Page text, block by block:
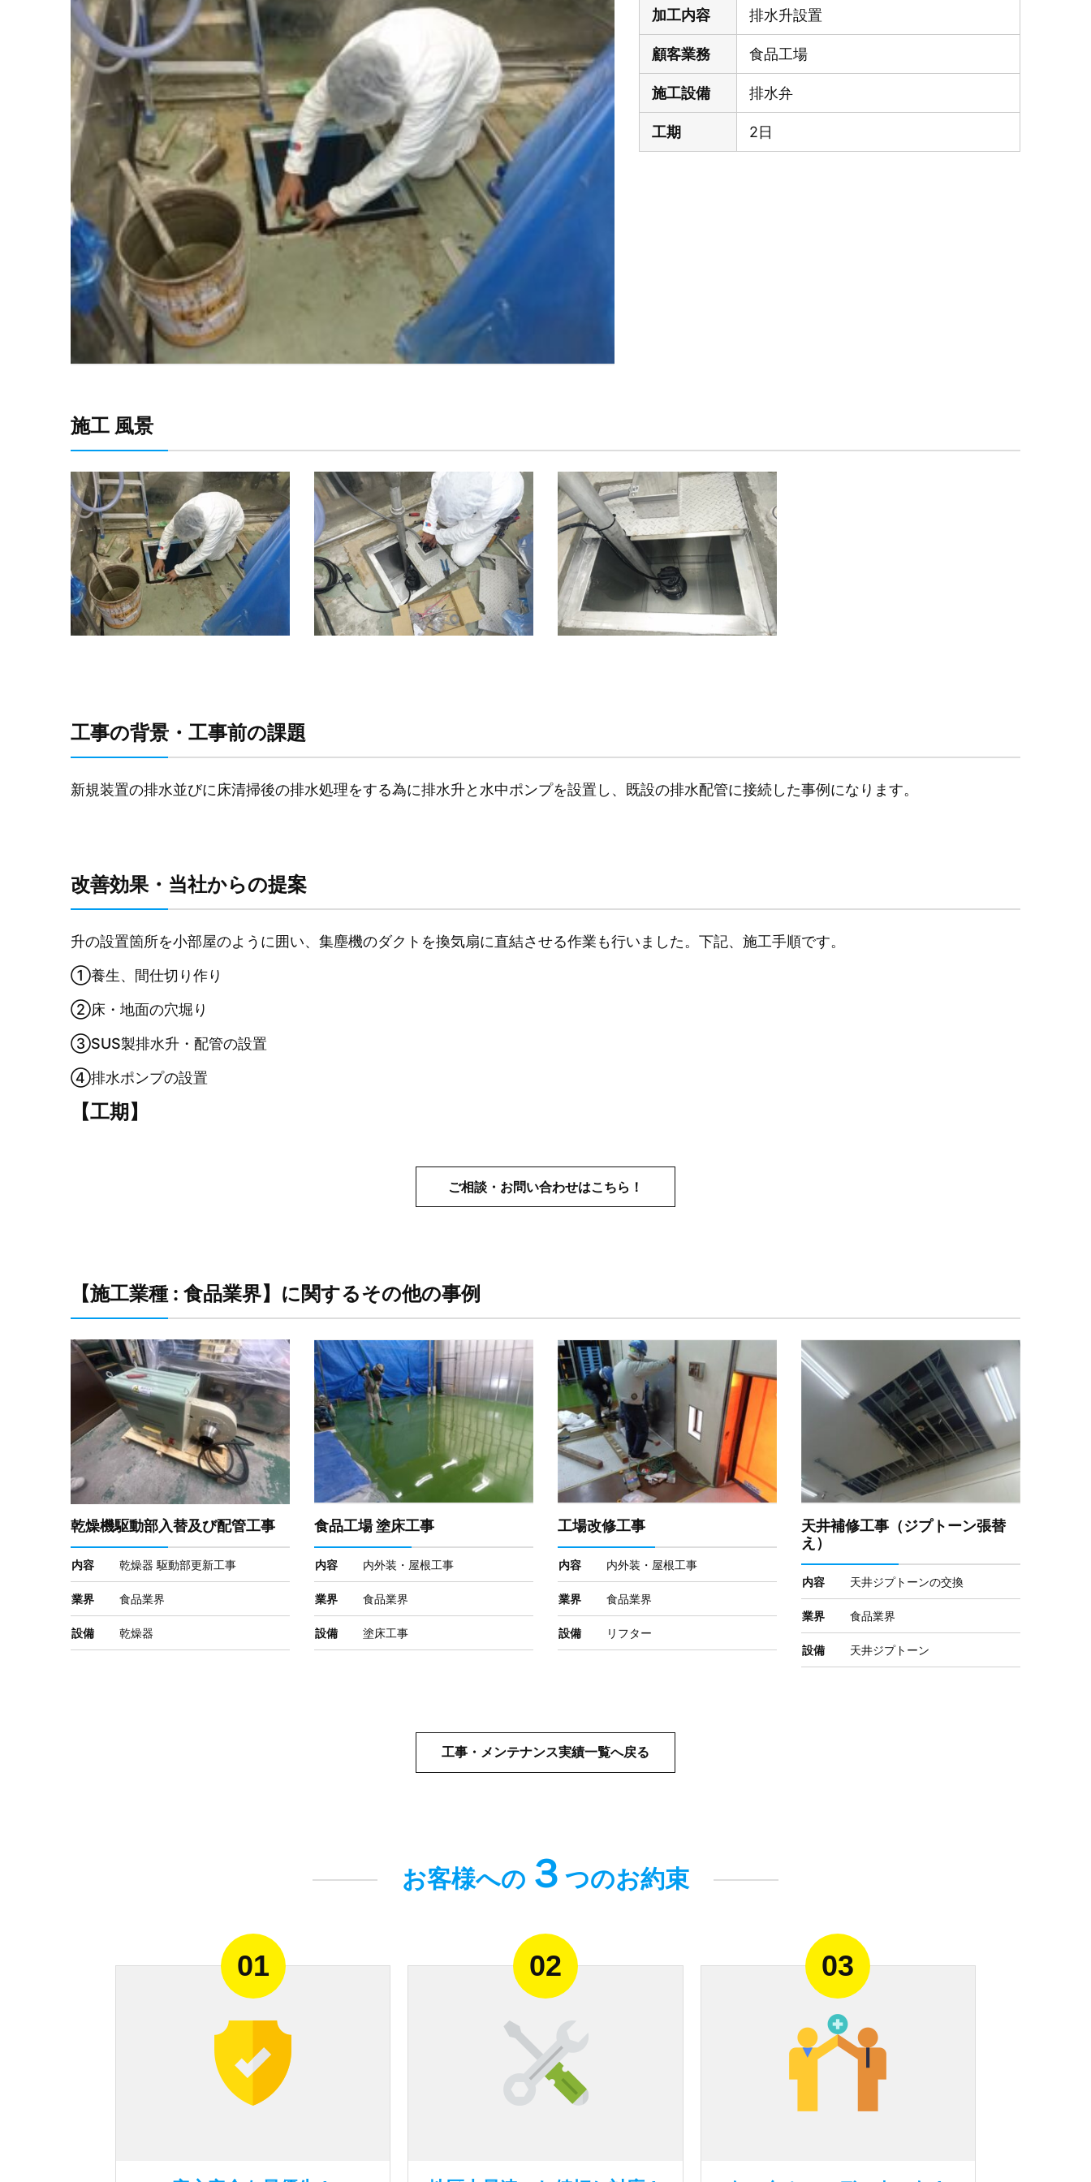
加工内容 排水升設置
顧客業務 食品工場
施工設備 排水弁
工期 2日
施工 風景
工事の背景・工事前の課題
新規装置の排水並びに床清掃後の排水処理をする為に排水升と水中ポンプを設置し、既設の排水配管に接続した事例になります。
改善効果・当社からの提案
升の設置箇所を小部屋のように囲い、集塵機のダクトを換気扇に直結させる作業も行いました。下記、施工手順です。
①養生、間仕切り作り
②床・地面の穴堀り
③SUS製排水升・配管の設置
④排水ポンプの設置
【工期】
ご相談・お問い合わせはこちら！
【施工業種 : 食品業界】に関するその他の事例
乾燥機駆動部入替及び配管工事
内容 乾燥器 駆動部更新工事
業界 食品業界
設備 乾燥器
食品工場 塗床工事
内容 内外装・屋根工事
業界 食品業界
設備 塗床工事
工場改修工事
内容 内外装・屋根工事
業界 食品業界
設備 リフター
天井補修工事（ジプトーン張替
え）
内容 天井ジプトーンの交換
業界 食品業界
設備 天井ジプトーン
工事・メンテナンス実績一覧へ戻る
お客様への ３ つのお約束